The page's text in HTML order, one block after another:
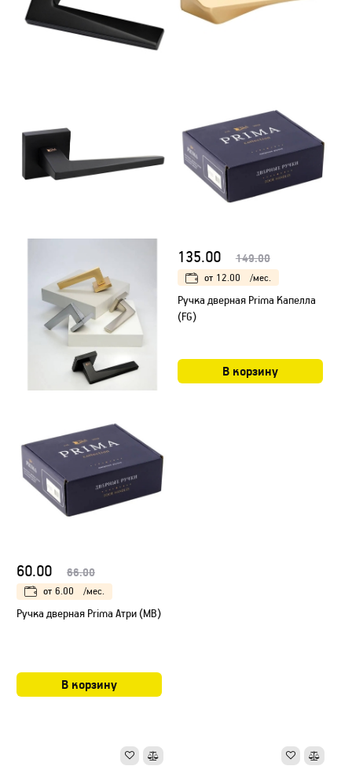
60.00 66.00
от 6.00 /мес.
Ручка дверная Prima Атри (МB)
В корзину
135.00 149.00
от 12.00 /мес.
Ручка дверная Prima Капелла
(FG)
В корзину